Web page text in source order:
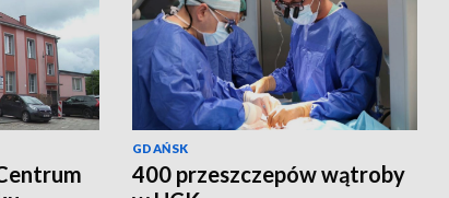
GDAŃSK
400 przeszczepów wątroby